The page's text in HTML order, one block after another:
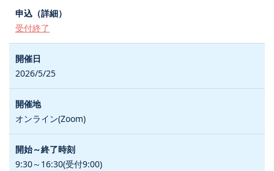
受付終了
2026/5/25
オンライン(Zoom)
9:30～16:30(受付9:00)